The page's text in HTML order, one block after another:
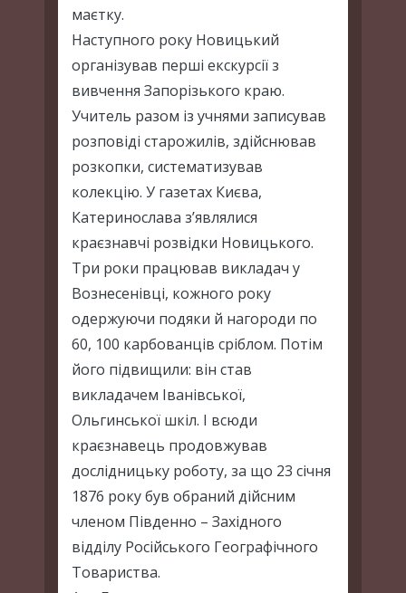
маєтку.
Наступного року Новицький
організував перші екскурсії з
вивчення Запорізького краю.
Учитель разом із учнями записував
розповіді старожилів, здійснював
розкопки, систематизував
колекцію. У газетах Києва,
Катеринослава з’являлися
краєзнавчі розвідки Новицького.
Три роки працював викладач у
Вознесенівці, кожного року
одержуючи подяки й нагороди по
60, 100 карбованців сріблом. Потім
його підвищили: він став
викладачем Іванівської,
Ольгинської шкіл. І всюди
краєзнавець продовжував
дослідницьку роботу, за що 23 січня
1876 року був обраний дійсним
членом Південно – Західного
відділу Російського Географічного
Товариства.